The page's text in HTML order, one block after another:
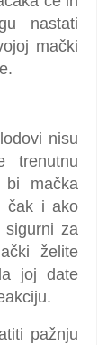
nastati
mački
nisu
trenutnu
bi mačka
čak i ako
sigurni za
želite
joj date
pažnju